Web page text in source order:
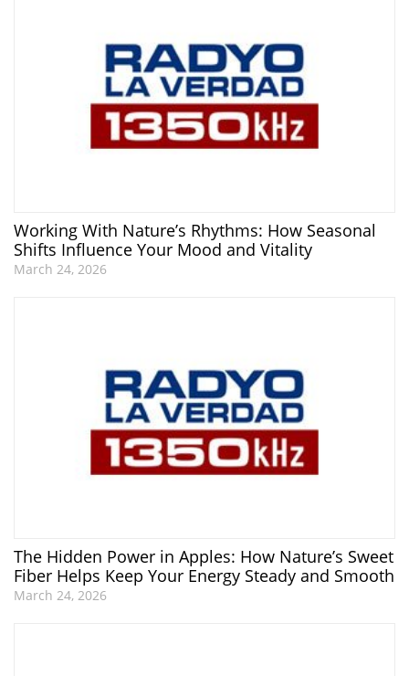
Working With Nature’s Rhythms: How Seasonal
Shifts Influence Your Mood and Vitality
March 24, 2026
The Hidden Power in Apples: How Nature’s Sweet
Fiber Helps Keep Your Energy Steady and Smooth
March 24, 2026